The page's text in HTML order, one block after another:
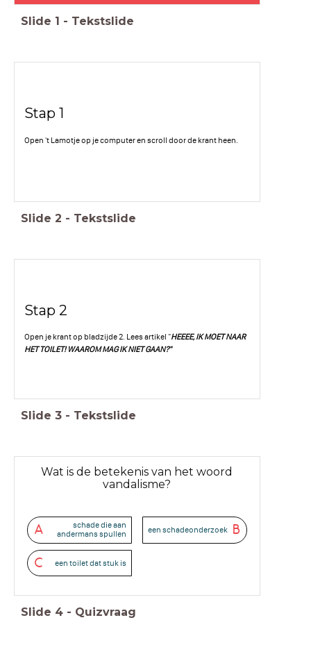
Slide 1 - Tekstslide
Stap 1
Open 't Lamotje op je computer en scroll door de krant heen.
Slide 2 - Tekstslide
Stap 2
Open je krant op bladzijde 2. Lees artikel "HEEEE, IK MOET NAAR
HET TOILET! WAAROMMAG IK NIET GAAN?"
Slide 3 - Tekstslide
Wat is de betekenis van het woord
vandalisme?
A
schade die aan
andermans spullen
B
een schadeonderzoek
C een toilet dat stuk is
Slide 4 - Quizvraag